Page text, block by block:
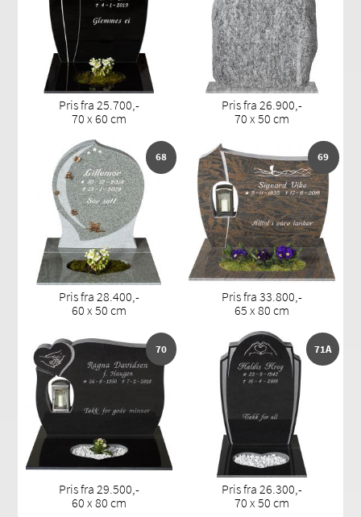
Pris fra 25.700,-
70 x 60 cm
Pris fra 26.900,-
70 x 50 cm
68
Pris fra 28.400,-
60 x 50 cm
69
Pris fra 33.800,-
65 x 80 cm
70
Pris fra 29.500,-
60 x 80 cm
71A
Pris fra 26.300,-
70 x 50 cm